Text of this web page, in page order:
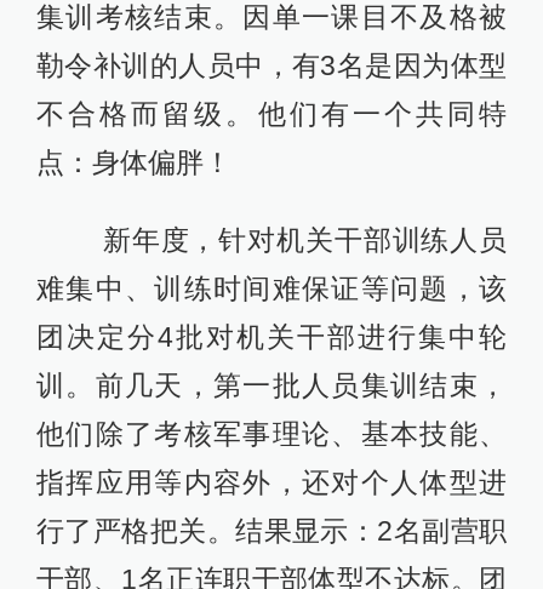
集训考核结束。因单一课目不及格被
勒令补训的人员中，有3名是因为体型
不合格而留级。他们有一个共同特
点：身体偏胖！
新年度，针对机关干部训练人员
难集中、训练时间难保证等问题，该
团决定分4批对机关干部进行集中轮
训。前几天，第一批人员集训结束，
他们除了考核军事理论、基本技能、
指挥应用等内容外，还对个人体型进
行了严格把关。结果显示：2名副营职
干部、1名正连职干部体型不达标。团